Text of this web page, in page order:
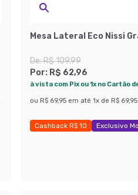
Mesa Lateral Eco Nissi
De:R$ 109,99
Por: R$ 62,96
à vista com Pix ou 1x no Cartão
ou R$ 69,95 em até 1x de R$ 69,95
Cashback R$ 10
Exclusivo